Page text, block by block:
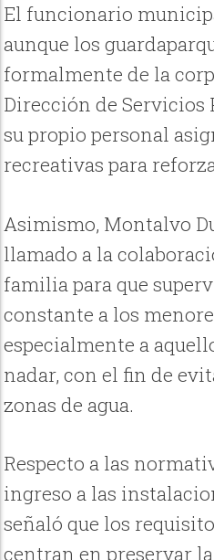
El funcionario
aunque los
formalmente de la
Dirección de Servicios
su propio personal
recreativas para
Asimismo, Montalvo
llamado a la
familia para que
constante a los
especialmente a
nadar, con el fin de
zonas de agua.
Respecto a las
ingreso a las
señaló que los
centran en preservar